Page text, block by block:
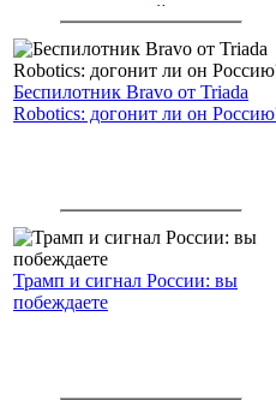
американским войскам
Беспилотник Bravo от Triada
Robotics: догонит ли он
Трамп и сигнал России: вы
побеждаете